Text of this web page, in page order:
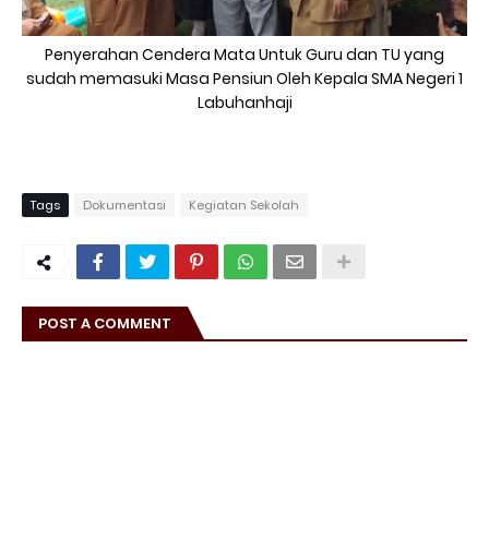
Penyerahan Cendera Mata Untuk Guru dan TU yang
sudah memasuki Masa Pensiun Oleh Kepala SMA Negeri 1
Labuhanhaji
Tags Dokumentasi Kegiatan Sekolah
POST A COMMENT